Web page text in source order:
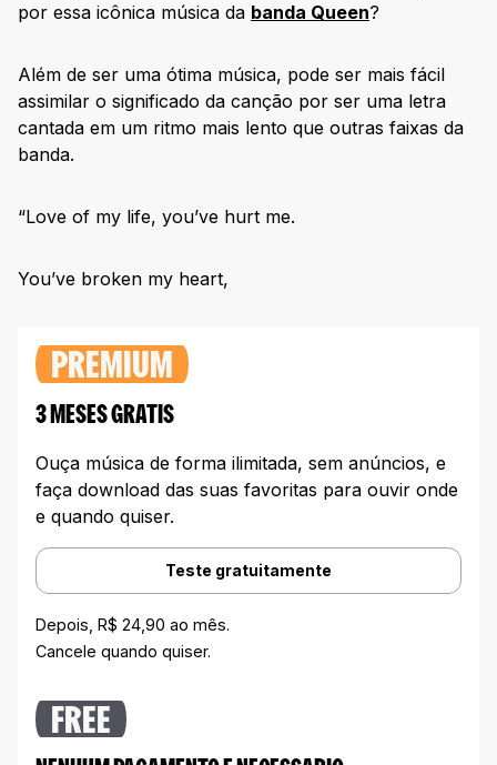
por essa icônica música da banda Queen?
Além de ser uma ótima música, pode ser mais fácil
assimilar o significado da canção por ser uma letra
cantada em um ritmo mais lento que outras faixas da
banda.
“Love of my life, you’ve hurt me.
You’ve broken my heart,
PREMIUM
3 MESES GRATIS
Ouça música de forma ilimitada, sem anúncios, e
faça download das suas favoritas para ouvir onde
e quando quiser.
Teste gratuitamente
Depois, R$ 24,90 ao mês.
Cancele quando quiser.
FREE